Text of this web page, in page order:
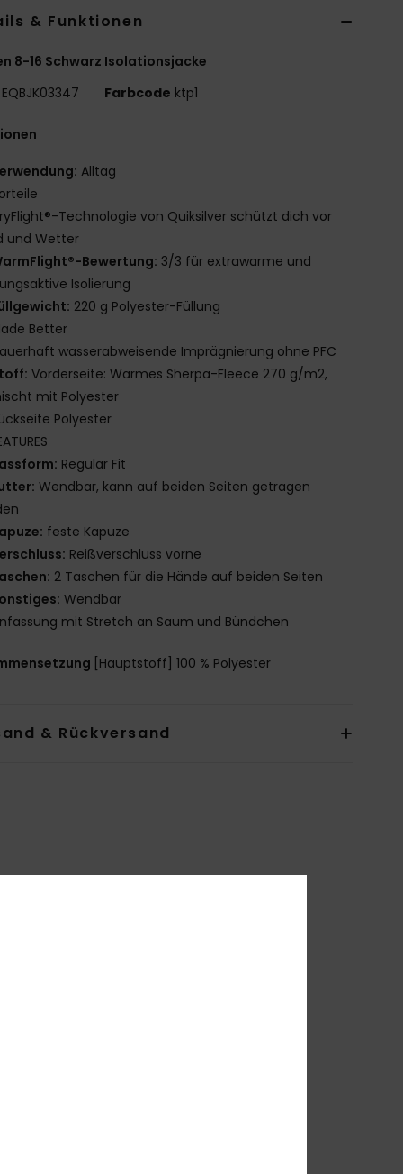
& Funktionen
8-16 Schwarz Isolationsjacke
EQBJK03347 Farbcode ktp1
Alltag
Technologie von Quiksilver schützt dich vor
und Wetter
Bewertung: 3/3 für extrawarme und
Isolierung
220 g Polyester-Füllung
Better
wasserabweisende Imprägnierung ohne PFC
Vorderseite: Warmes Sherpa-Fleece 270 g/m2,
mit Polyester
Polyester
Regular Fit
Wendbar, kann auf beiden Seiten getragen
feste Kapuze
Reißverschluss vorne
2 Taschen für die Hände auf beiden Seiten
Wendbar
mit Stretch an Saum und Bündchen
[Hauptstoff] 100 % Polyester
& Rückversand